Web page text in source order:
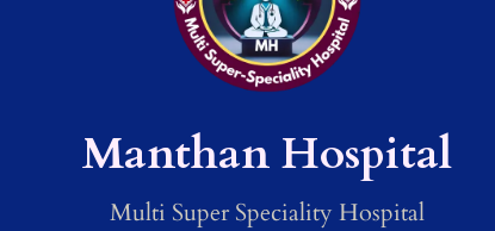
Manthan Hospital
Multi Super Speciality Hospital